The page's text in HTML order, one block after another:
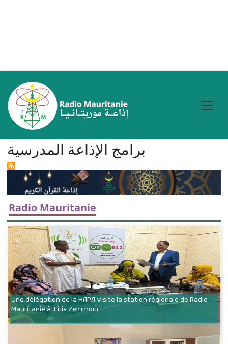
برامج الإذاعة المدرسیة
Radio Mauritanie
Une délégation de la HAPA visite la station régionale de Radio
Mauritanie à Tiris Zemmour